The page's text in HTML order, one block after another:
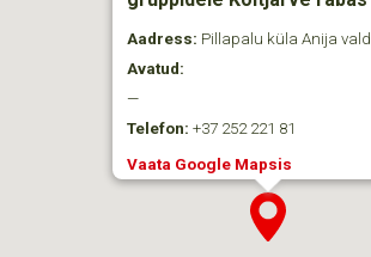
Aadress: Pillapalu küla Anija vald
Avatud:
—
Telefon: +37 252 221 81
Vaata Google Mapsis